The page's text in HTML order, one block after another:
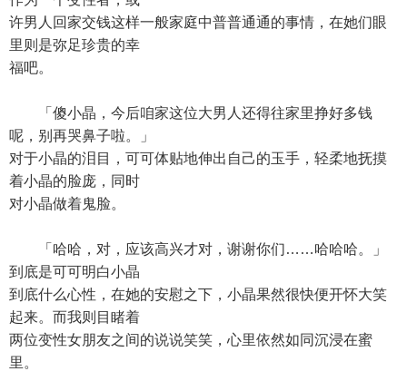
许男人回家交钱这样一般家庭中普普通通的事情，在她们眼
里则是弥足珍贵的幸
福吧。
「傻小晶，今后咱家这位大男人还得往家里挣好多钱
呢，别再哭鼻子啦。」
对于小晶的泪目，可可体贴地伸出自己的玉手，轻柔地抚摸
着小晶的脸庞，同时
对小晶做着鬼脸。
「哈哈，对，应该高兴才对，谢谢你们……哈哈哈。」
到底是可可明白小晶
到底什么心性，在她的安慰之下，小晶果然很快便开怀大笑
起来。而我则目睹着
两位变性女朋友之间的说说笑笑，心里依然如同沉浸在蜜
里。